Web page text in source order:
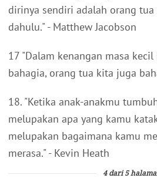
dirinya sendiri adalah orang
dahulu." - Matthew Jacobson
17 "Dalam kenangan masa
bahagia, orang tua kita juga
18. "Ketika anak-anakmu
melupakan apa yang kamu
melupakan bagaimana kamu
merasa." - Kevin Heath
4 dari 5